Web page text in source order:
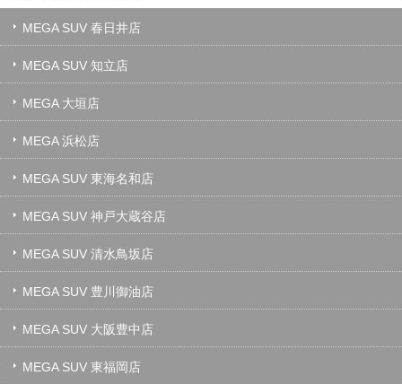
MEGA SUV 春日井店
MEGA SUV 知立店
MEGA 大垣店
MEGA 浜松店
MEGA SUV 東海名和店
MEGA SUV 神戸大蔵谷店
MEGA SUV 清水鳥坂店
MEGA SUV 豊川御油店
MEGA SUV 大阪豊中店
MEGA SUV 東福岡店